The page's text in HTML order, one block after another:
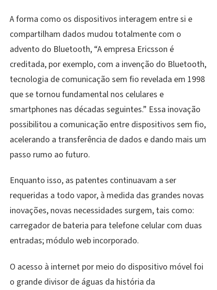
A forma como os dispositivos interagem entre si e
compartilham dados mudou totalmente com o
advento do Bluetooth, “A empresa Ericsson é
creditada, por exemplo, com a invenção do Bluetooth,
tecnologia de comunicação sem fio revelada em 1998
que se tornou fundamental nos celulares e
smartphones nas décadas seguintes.” Essa inovação
possibilitou a comunicação entre dispositivos sem fio,
acelerando a transferência de dados e dando mais um
passo rumo ao futuro.
Enquanto isso, as patentes continuavam a ser
requeridas a todo vapor, à medida das grandes novas
inovações, novas necessidades surgem, tais como:
carregador de bateria para telefone celular com duas
entradas; módulo web incorporado.
O acesso à internet por meio do dispositivo móvel foi
o grande divisor de águas da história da